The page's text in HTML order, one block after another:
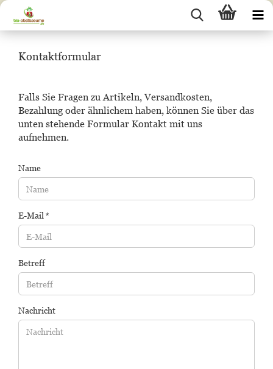
Kontaktformular
Falls Sie Fragen zu Artikeln, Versandkosten,
Bezahlung oder ähnlichem haben, können Sie über das
unten stehende Formular Kontakt mit uns
aufnehmen.
KONTAKTFORMULAR
Name
E-Mail
Betreff
Nachricht